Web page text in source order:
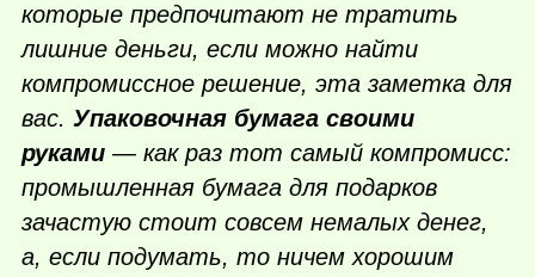
которые предпочитают не тратить
лишние деньги, если можно найти
компромиссное решение, эта заметка для
вас. Упаковочная бумага своими
руками — как раз тот самый компромисс:
промышленная бумага для подарков
зачастую стоит совсем немалых денег,
а, если подумать, то ничем хорошим